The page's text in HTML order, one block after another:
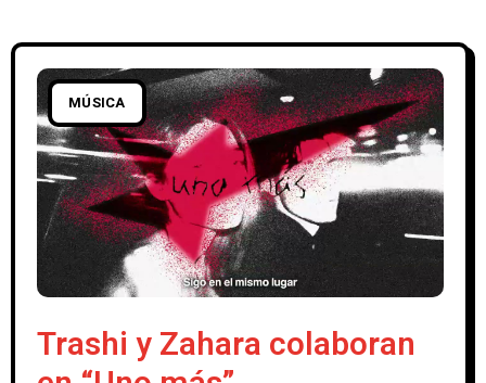
MÚSICA
Trashi y Zahara colaboran